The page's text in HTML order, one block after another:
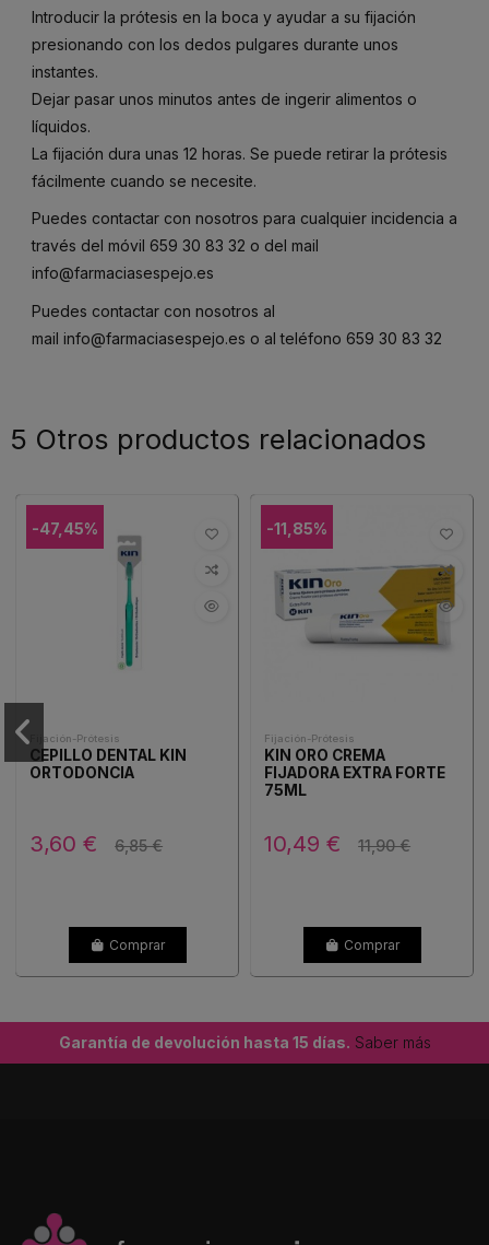
Introducir la prótesis en la boca y ayudar a su fijación
presionando con los dedos pulgares durante unos
instantes.
Dejar pasar unos minutos antes de ingerir alimentos o
líquidos.
La fijación dura unas 12 horas. Se puede retirar la prótesis
fácilmente cuando se necesite.
Puedes contactar con nosotros para cualquier incidencia a
través del móvil 659 30 83 32 o del mail
info@farmaciasespejo.es
Puedes contactar con nosotros al
mail info@farmaciasespejo.es o al teléfono 659 30 83 32
5 Otros productos relacionados
-47,45%
Fijación-Prótesis
CEPILLO DENTAL KIN
ORTODONCIA
3,60 € 6,85 €
Comprar
-11,85%
Fijación-Prótesis
KIN ORO CREMA
FIJADORA EXTRA FORTE
75ML
10,49 € 11,90 €
Comprar
Garantía de devolución hasta 15 días. Saber más